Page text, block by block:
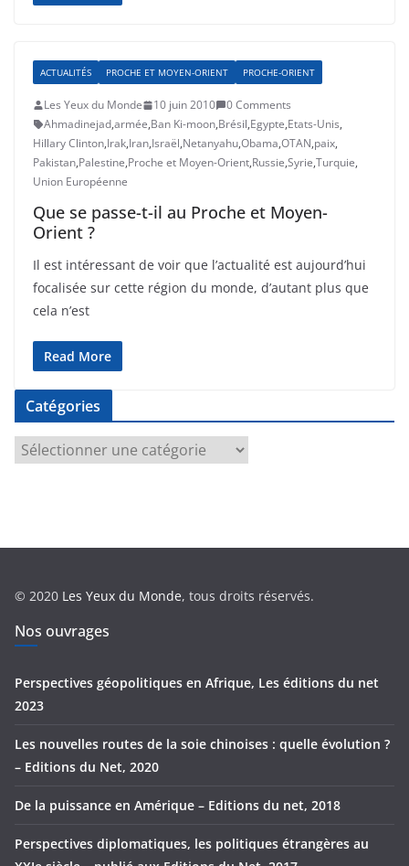
ACTUALITÉS PROCHE ET MOYEN-ORIENT PROCHE-ORIENT
Les Yeux du Monde 10 juin 2010
0 Comments
Ahmadinejad,armée,Ban Ki-moon,Brésil,Egypte,Etats-Unis,
Hillary Clinton,Irak,Iran,Israël,Netanyahu,Obama,OTAN,paix,
Pakistan,Palestine,Proche et Moyen-Orient,Russie,Syrie,Turquie,
Union Européenne
Que se passe-t-il au Proche et Moyen-
Orient ?
Il est intéressant de voir que l’actualité est aujourd’hui
focalisée sur cette région du monde, d’autant plus que
cela n’est
Read More
Catégories
a
e
s
© 2020 Les Yeux du Monde, tous droits réservés.
Nos ouvrages
Perspectives géopolitiques en Afrique, Les éditions du net
2023
Les nouvelles routes de la soie chinoises : quelle évolution ?
– Editions du Net, 2020
De la puissance en Amérique – Editions du net, 2018
Perspectives diplomatiques, les politiques étrangères au